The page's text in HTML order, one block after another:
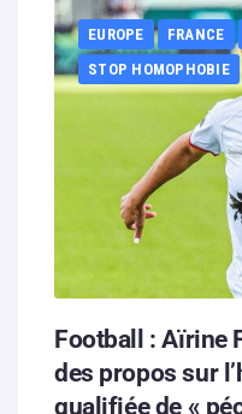
EUROPE FRANCE
STOP HOMOPHOBIE
Football : Aïrine
des propos sur
qualifiée de «